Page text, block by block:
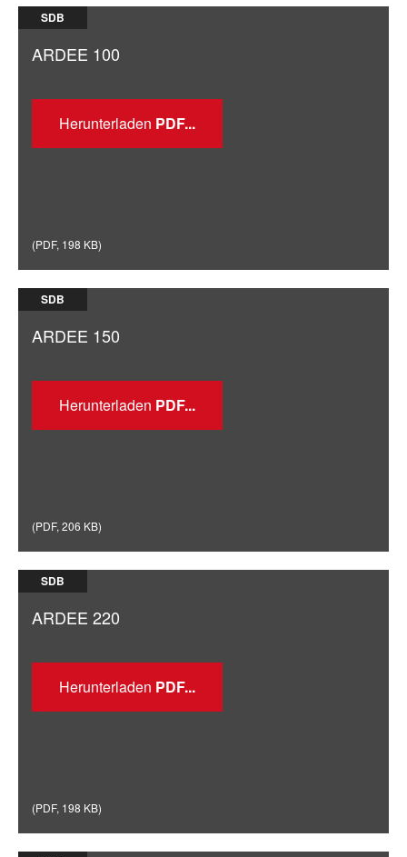
SDB
ARDEE 100
Herunterladen
(PDF, 198 KB)
SDB
ARDEE 150
Herunterladen
(PDF, 206 KB)
SDB
ARDEE 220
Herunterladen
(PDF, 198 KB)